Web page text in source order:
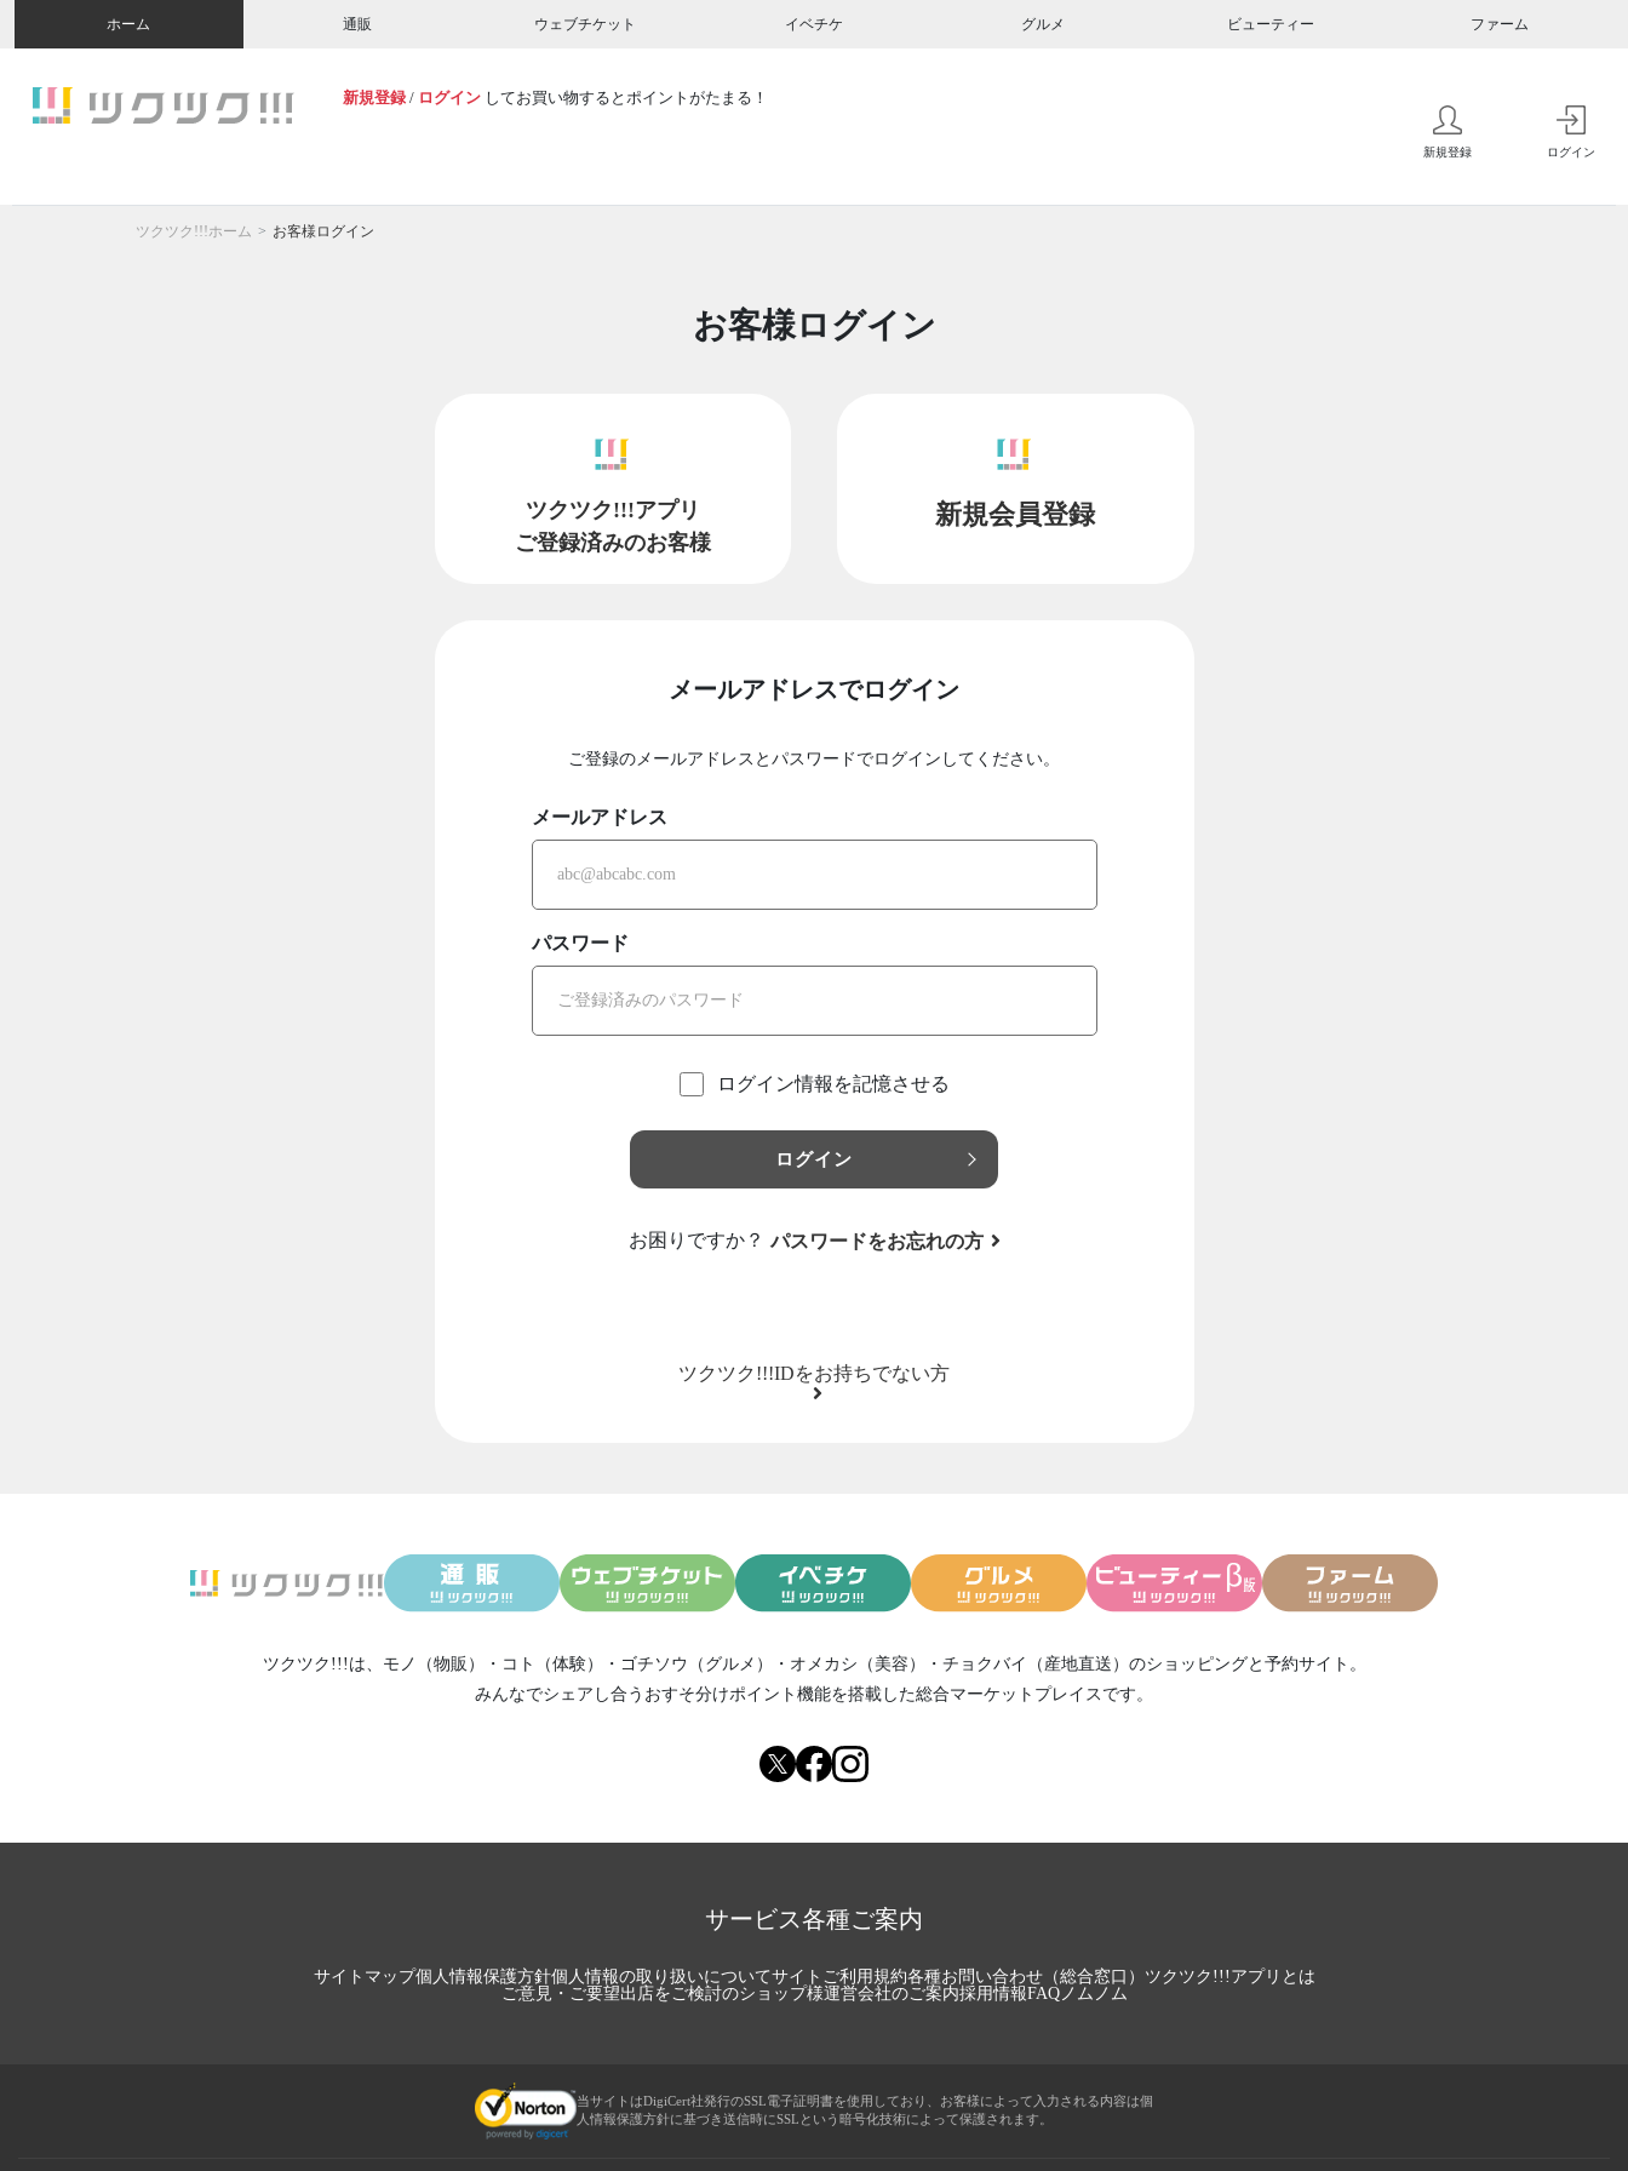
ホーム 通販 ウェブチケット イベチケ グルメ ビューティー ファーム
新規登録 / ログイン してお買い物するとポイントがたまる！
新規登録 ログイン
ツクツク!!!ホーム お客様ログイン
お客様ログイン
ツクツク!!!アプリ
ご登録済みのお客様
新規会員登録
メールアドレスでログイン
ご登録のメールアドレスとパスワードでログインしてください。
メールアドレス
パスワード
ログイン情報を記憶させる
ログイン
お困りですか？ パスワードをお忘れの方
ツクツク!!!IDをお持ちでない方
ツクツク!!!は、 モノ（物販） ・ コト（体験） ・ ゴチソウ（グルメ） ・ オメカシ（美容） ・ チョクバイ（産地直送） のショッピングと予約サイト。
みんなでシェアし合う おすそ分けポイント機能を搭載した総合マーケットプレイスです。
サービス各種ご案内
サイトマップ個人情報保護方針個人情報の取り扱いについてサイトご利用規約各種お問い合わせ（総合窓口） ツクツク!!!アプリとは
ご意見・ご要望出店をご検討のショップ様運営会社のご案内採用情報FAQノムノム
当サイトはDigiCert社発行のSSL電子証明書を使用しており、お客様によって入力される内容は個
人情報保護方針に基づき送信時にSSLという暗号化技術によって保護されます。